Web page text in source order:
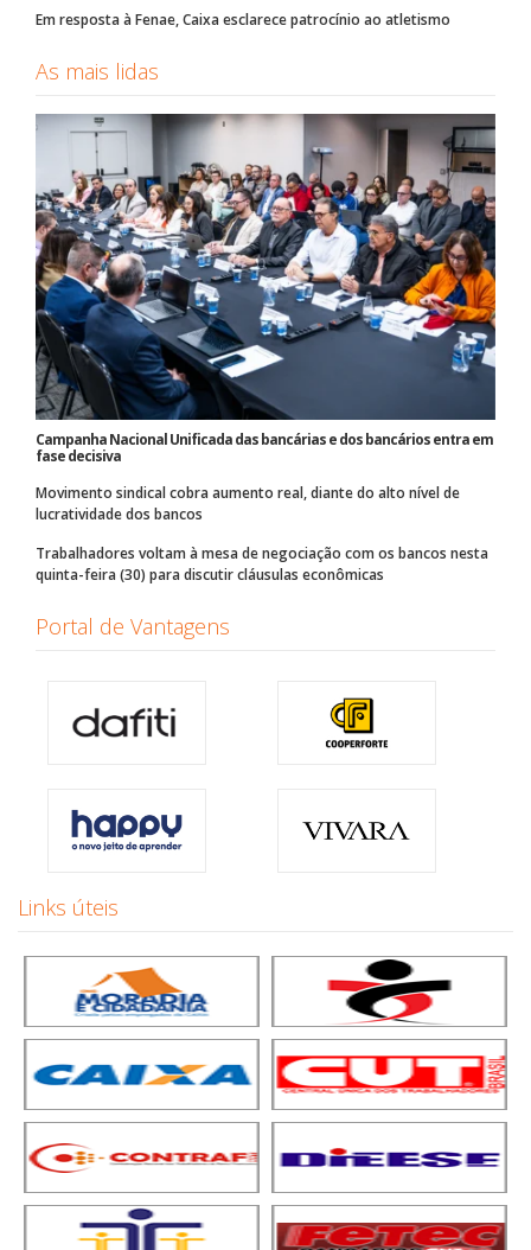
Em resposta à Fenae, Caixa esclarece patrocínio ao atletismo
As mais lidas
Campanha Nacional Unificada das bancárias e dos bancários entra em
fase decisiva
Movimento sindical cobra aumento real, diante do alto nível de
lucratividade dos bancos
Trabalhadores voltam à mesa de negociação com os bancos nesta
quinta-feira (30) para discutir cláusulas econômicas
Portal de Vantagens
Links úteis